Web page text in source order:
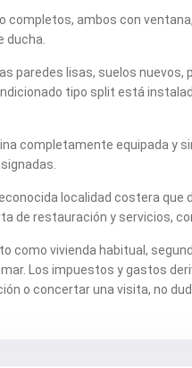
completos, ambos con
ducha.
paredes lisas, suelos nuevos,
tipo split está
completamente equipada y
localidad costera
de restauración y servicios,
como vivienda habitual,
Los impuestos y gastos
o concertar una visita, no